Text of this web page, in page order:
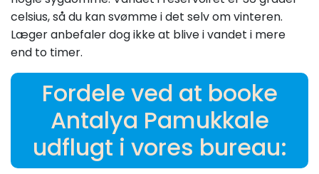
celsius, så du kan svømme i det selv om vinteren.
Læger anbefaler dog ikke at blive i vandet i mere
end to timer.
Fordele ved at booke
Antalya Pamukkale
udflugt i vores bureau: